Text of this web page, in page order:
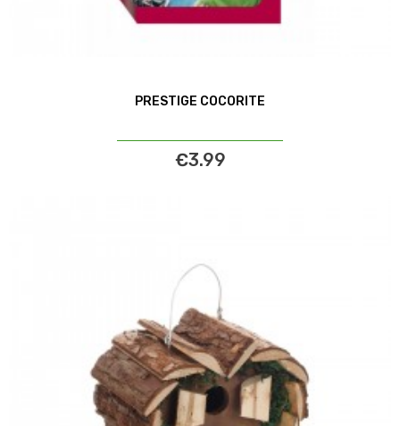
PRESTIGE COCORITE
€3.99